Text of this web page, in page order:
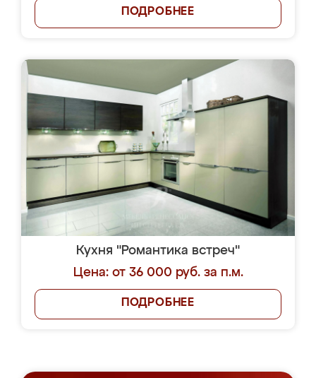
ПОДРОБНЕЕ
Кухня "Романтика встреч"
Цена: от 36 000 руб. за п.м.
ПОДРОБНЕЕ